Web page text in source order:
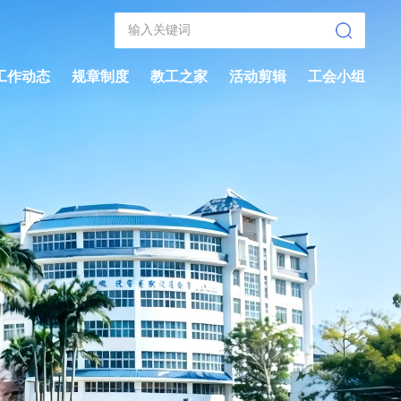
作动态 规章制度 教工之家 活动剪辑 工会小组